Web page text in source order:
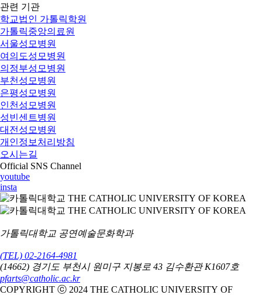
관련 기관
학교법인 가톨릭학원
가톨릭중앙의료원
서울성모병원
여의도성모병원
의정부성모병원
부천성모병원
은평성모병원
인천성모병원
성빈센트병원
대전성모병원
개인정보처리방침
오시는길
Official SNS Channel
youtube
insta
가톨릭대학교 공연예술문화학과
(TEL) 02-2164-4981
(14662) 경기도 부천시 원미구 지봉로 43 김수환관 K1607호
pfarts@catholic.ac.kr
COPYRIGHT ⓒ 2024 THE CATHOLIC UNIVERSITY OF